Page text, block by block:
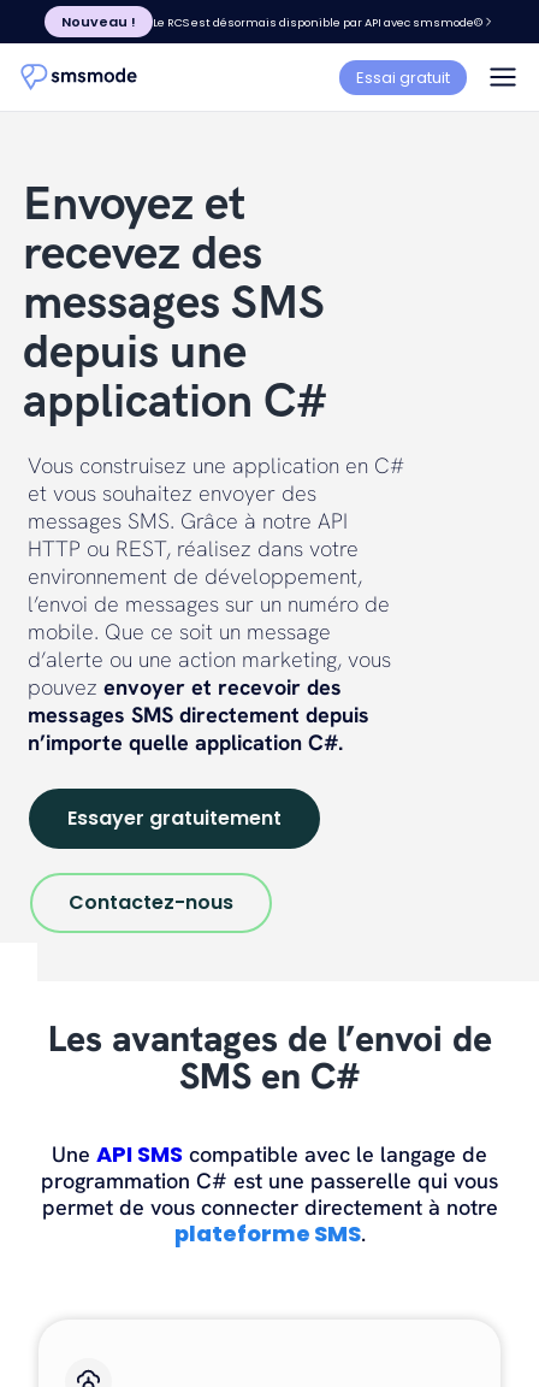
Nouveau ! Le RCS est désormais disponible par API avec smsmode©
Essai gratuit
Envoyez et
recevez des
messages SMS
depuis une
application C#
Vous construisez une application en C#
et vous souhaitez envoyer des
messages SMS. Grâce à notre API
HTTP ou REST, réalisez dans votre
environnement de développement,
l’envoi de messages sur un numéro de
mobile. Que ce soit un message
d’alerte ou une action marketing, vous
pouvez envoyer et recevoir des
messages SMS directement depuis
n’importe quelle application C#.
Essayer gratuitement
Contactez-nous
Les avantages de l’envoi de
SMS en C#
Une API SMS compatible avec le langage de
programmation C# est une passerelle qui vous
permet de vous connecter directement à notre
plateforme SMS.